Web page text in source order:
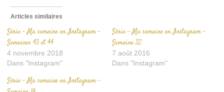
Articles similaires
Série – Ma semaine en Instagram –
Semaines 43 et 44
4 novembre 2018
Dans "Instagram"
Série – Ma semaine en Instagram –
Semaine 32
7 août 2016
Dans "Instagram"
Série – Ma semaine en Instagram –